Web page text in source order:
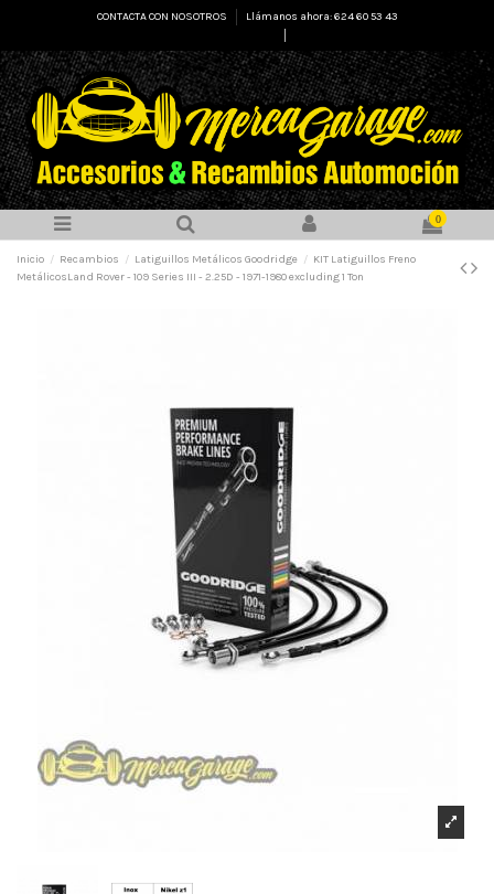
CONTACTA CON NOSOTROS
Llámanos ahora: 624 60 53 43
0
Inicio Recambios Latiguillos Metálicos Goodridge
KIT Latiguillos Freno
MetálicosLand Rover - 109 Series III - 2.25D - 1971-1980 excluding 1 Ton